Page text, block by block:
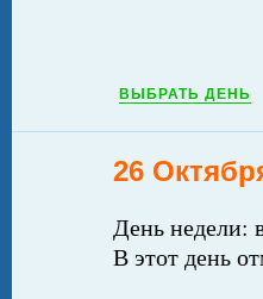
ВЫБРАТЬ ДЕНЬ
26
День недели:
В этот день